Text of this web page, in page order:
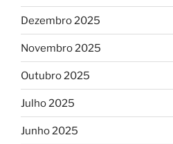
Dezembro 2025
Novembro 2025
Outubro 2025
Julho 2025
Junho 2025